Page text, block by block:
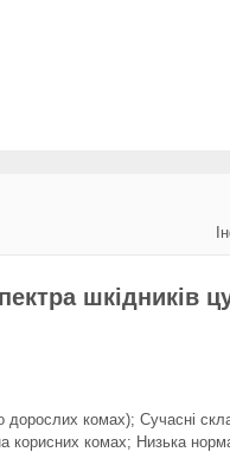
шкідників
дорослих комах); Сучасні
корисних комах; Низька